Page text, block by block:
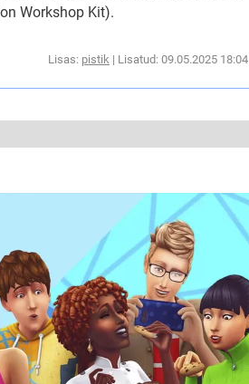
Workshop Kit).
Lisas: pistik | Lisatud: 09.05.2025 18:04